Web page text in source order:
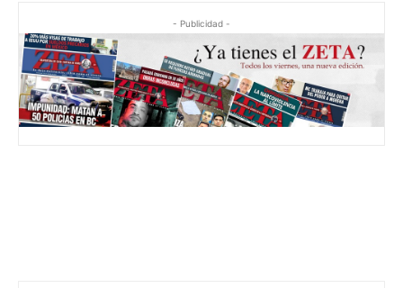
- Publicidad -